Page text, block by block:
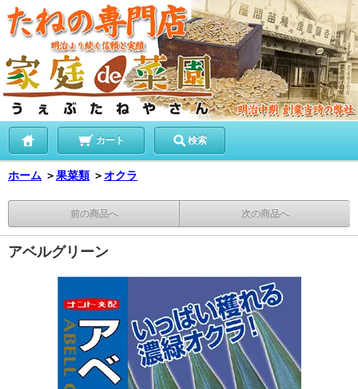
カート 検索
ホーム ＞果菜類 ＞オクラ
前の商品へ 次の商品へ
アベルグリーン